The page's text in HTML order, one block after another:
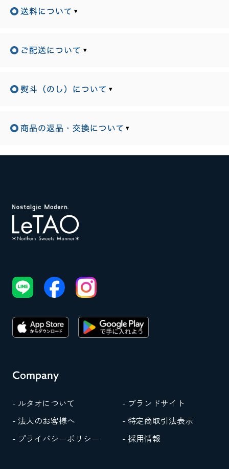
▾
▾
▾
▾
Company
- ルタオについて
- ブランドサイト
- 法人のお客様へ
- 特定商取引法表示
- プライバシーポリシー
- 採用情報